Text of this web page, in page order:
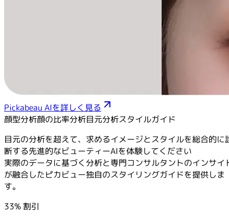
Pickabeau AIを詳しく見る
顔型分析顔の比率分析目元分析スタイルガイド
目元の分析を超えて、求めるイメージとスタイルを総合的に
断する先進的なビューティーAIを体験してください
実際のデータに基づく分析と専門コンサルタントのインサイ
が融合したピカビュー独自のスタイリングガイドを提供しま
す。
33% 割引